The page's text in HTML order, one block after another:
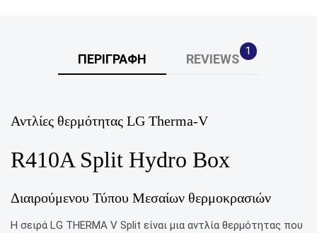
ΠΕΡΙΓΡΑΦΉ REVIEWS
1
Αντλίες θερμότητας LG Therma-V
R410A Split Hydro Box
Διαιρούμενου Τύπου Μεσαίων θερμοκρασιών
Η σειρά LG THERMA V Split είναι μια αντλία θερμότητας που